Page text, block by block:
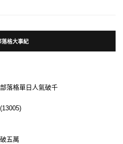
落格大事紀
落格單日人氣破千
五萬